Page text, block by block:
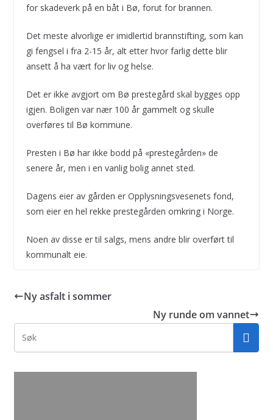
for skadeverk på en båt i Bø, forut for brannen.
Det meste alvorlige er imidlertid brannstifting, som kan
gi fengsel i fra 2-15 år, alt etter hvor farlig dette blir
ansett å ha vært for liv og helse.
Det er ikke avgjort om Bø prestegård skal bygges opp
igjen. Boligen var nær 100 år gammelt og skulle
overføres til Bø kommune.
Presten i Bø har ikke bodd på «prestegården» de
senere år, men i en vanlig bolig annet sted.
Dagens eier av gården er Opplysningsvesenets fond,
som eier en hel rekke prestegården omkring i Norge.
Noen av disse er til salgs, mens andre blir overført til
kommunalt eie.
Ny asfalt i sommer
Ny runde om vannet